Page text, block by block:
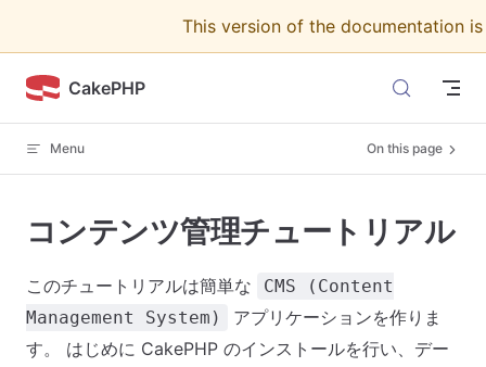
This version of the documentation
CakePHP
Menu On this page
コンテンツ管理チュートリアル
このチュートリアルは簡単な
CMS (Content
Management System)
アプリケーションを作りま
す。 はじめに CakePHP のインストールを行い、デー